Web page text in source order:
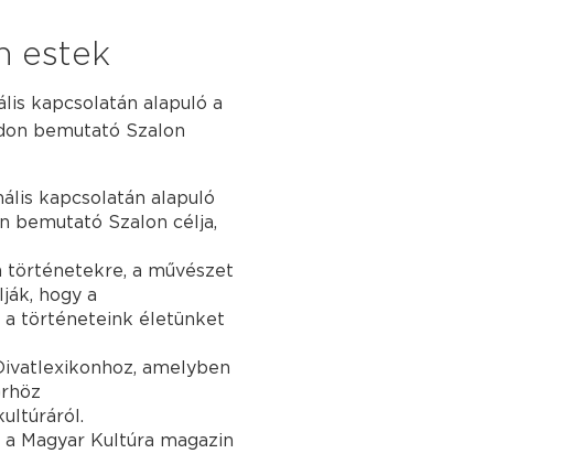
estek
kapcsolatán alapuló a
bemutató Szalon
kapcsolatán alapuló
bemutató Szalon célja,
történetekre, a művészet
hogy a
a történeteink életünket
amelyben
Magyar Kultúra magazin